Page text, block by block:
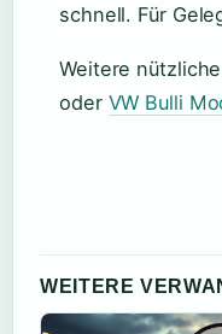
schnell. Für
Weitere
oder VW Bulli
WEITERE